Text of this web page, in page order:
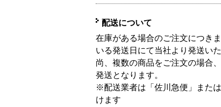
配送について
在庫がある場合のご注文につき
いる発送日にて当社より発送い
尚、複数の商品をご注文の場合
発送となります。
※配送業者は「佐川急便」また
けます